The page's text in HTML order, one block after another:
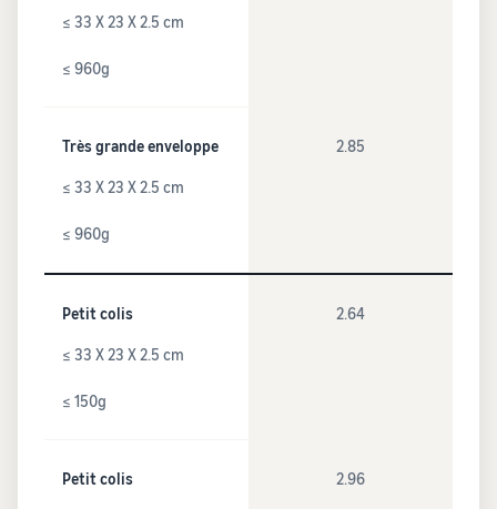
≤ 33 X 23 X 2.5 cm
≤ 960g
Très grande enveloppe
≤ 33 X 23 X 2.5 cm
≤ 960g
2.85
Petit colis
≤ 33 X 23 X 2.5 cm
≤ 150g
2.64
Petit colis 2.96